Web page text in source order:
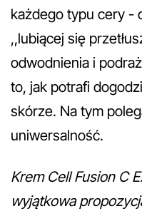
każdego typu cery -
,,lubiącej się
odwodnienia i
to, jak potrafi
skórze. Na tym
uniwersalność.
Krem Cell Fusion C
wyjątkowa